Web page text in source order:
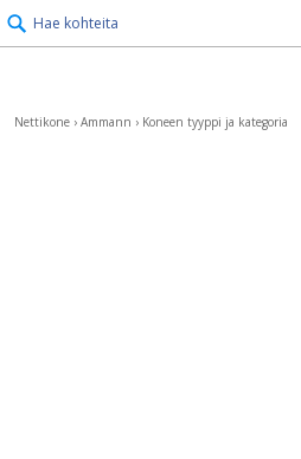
Hae kohteita
Nettikone › Ammann › Koneen tyyppi ja kategoria